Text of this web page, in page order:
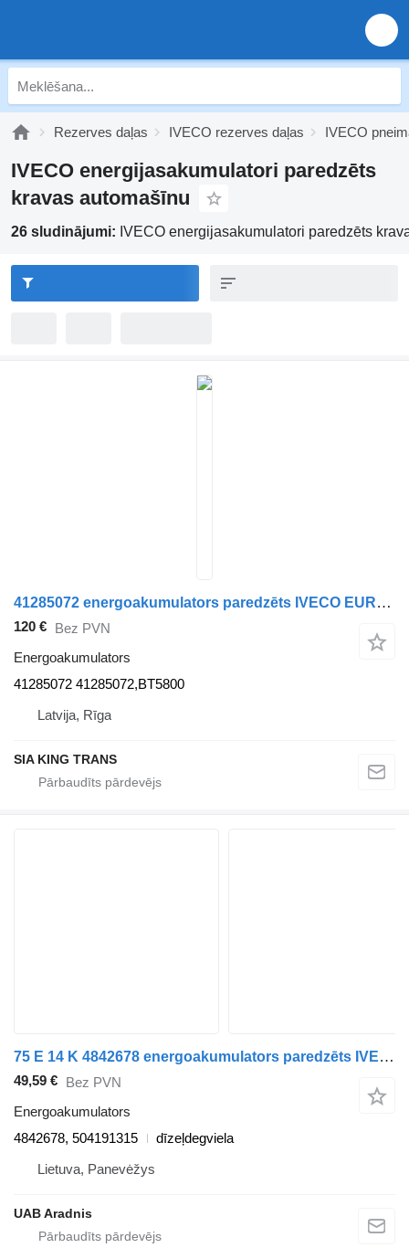
Rezerves daļas IVECO rezerves daļas IVECO
IVECO energijasakumulatori paredzēts
kravas automašīnu
26 sludinājumi: IVECO energijasakumulatori paredzēts
41285072 energoakumulators paredzēts IVECO EUROCARGO, STRALIS kravas automašīnas
120 € Bez PVN
Energoakumulators
41285072 41285072,BT5800
Latvija, Rīga
SIA KING TRANS
75 E 14 K 4842678 energoakumulators paredzēts IVECO EuroCargo I-III kravas automašīnas
49,59 € Bez PVN
Energoakumulators
4842678, 504191315
dīzeļdegviela
Lietuva, Panevėžys
UAB Aradnis